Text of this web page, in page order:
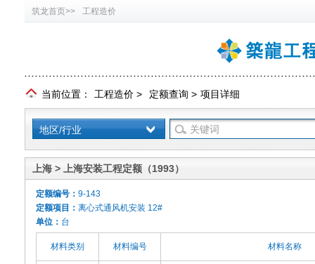
筑龙首页>> 工程造价
当前位置： 工程造价 > 定额查询 > 项目详细
地区/行业
上海 > 上海安装工程定额（1993）
定额编号： 9-143
定额项目： 离心式通风机安装 12#
单位： 台
材料类别 材料编号 材料名称